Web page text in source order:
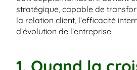
stratégique, capable de
la relation client, l’efficacité
d’évolution de l’entreprise.
1. Quand la